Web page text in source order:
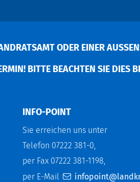
ODER EINER
BITTE BEACHTEN SIE DIES
INFO-POINT
Sie erreichen uns unter
Telefon 07222 381-0,
per Fax 07222 381-1198,
per E-Mail